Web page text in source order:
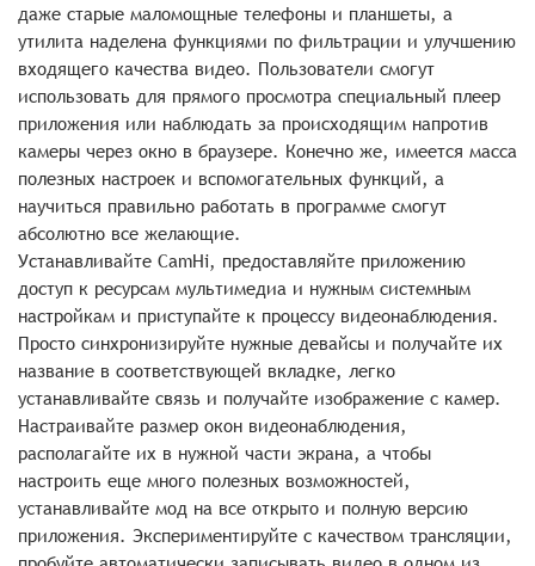
даже старые маломощные телефоны и планшеты, а
утилита наделена функциями по фильтрации и улучшению
входящего качества видео. Пользователи смогут
использовать для прямого просмотра специальный плеер
приложения или наблюдать за происходящим напротив
камеры через окно в браузере. Конечно же, имеется масса
полезных настроек и вспомогательных функций, а
научиться правильно работать в программе смогут
абсолютно все желающие.
Устанавливайте CamHi, предоставляйте приложению
доступ к ресурсам мультимедиа и нужным системным
настройкам и приступайте к процессу видеонаблюдения.
Просто синхронизируйте нужные девайсы и получайте их
название в соответствующей вкладке, легко
устанавливайте связь и получайте изображение с камер.
Настраивайте размер окон видеонаблюдения,
располагайте их в нужной части экрана, а чтобы
настроить еще много полезных возможностей,
устанавливайте мод на все открыто и полную версию
приложения. Экспериментируйте с качеством трансляции,